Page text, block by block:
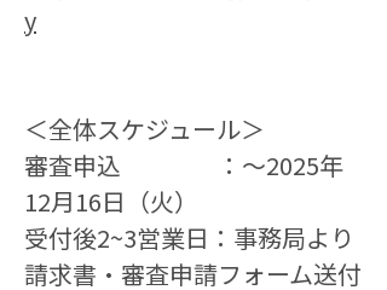
y
＜全体スケジュール＞
審査申込　　　　：〜2025年
12月16日（火）
受付後2~3営業日：事務局より
請求書・審査申請フォーム送付